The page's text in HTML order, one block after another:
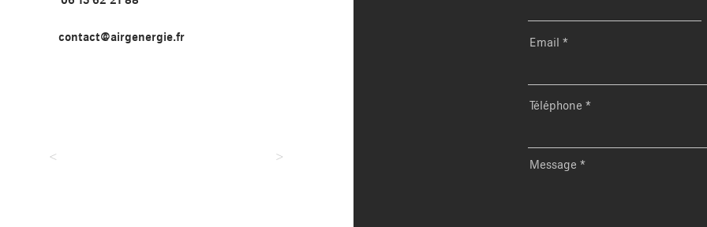
contact@airgenergie.fr
< >
Email
Téléphone
Message